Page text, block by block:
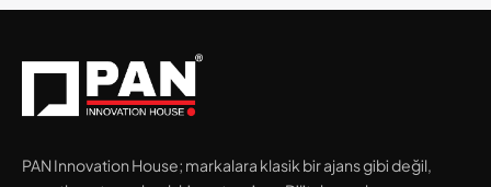
PAN Innovation House; markalara klasik bir ajans gibi değil,